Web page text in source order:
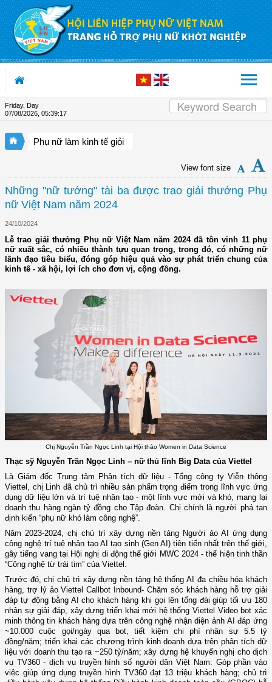
Skip to Content
Friday, Day
07/08/2026 05:39:18
Phụ nữ làm kinh tế giỏi
View font size
Những "nữ tướng" tài ba được trao giải thưởng Phụ
nữ Việt Nam năm 2024
24/10/2024
Lễ trao giải thưởng Phụ nữ Việt Nam năm 2024 đã tôn vinh 11 phụ
nữ xuất sắc, có nhiều thành tựu quan trọng, trong đó, có những nữ
lãnh đạo tiêu biểu, đóng góp hiệu quả vào sự phát triển chung của
kinh tế - xã hội, lợi ích cho đơn vị, cộng đồng.
Chị Nguyễn Trần Ngọc Linh tại Hội thảo Women in Data Science
Thạc sỹ Nguyễn Trần Ngọc Linh – nữ thủ lĩnh Big Data của Viettel
Là Giám đốc Trung tâm Phân tích dữ liệu - Tổng công ty Viễn thông
Viettel, chị Linh đã chủ trì nhiều sản phẩm trọng điểm trong lĩnh vực ứng
dụng dữ liệu lớn và trí tuệ nhân tạo - một lĩnh vực mới và khó, mang lại
doanh thu hàng ngàn tỷ đồng cho Tập đoàn. Chị chính là người phá tan
định kiến “phụ nữ khó làm công nghệ”.
Năm 2023-2024, chị chủ trì xây dựng nền tảng Người ảo AI ứng dụng
công nghệ trí tuệ nhân tạo AI tạo sinh (Gen AI) tiên tiến nhất trên thế giới,
gây tiếng vang tại Hội nghị di động thế giới MWC 2024 - thể hiện tinh thần
“Công nghệ từ trái tim” của Viettel.
Trước đó, chị chủ trì xây dựng nền tảng hệ thống AI đa chiều hóa khách
hàng, trợ lý ảo Viettel Callbot Inbound- Chăm sóc khách hàng hỗ trợ giải
đáp tự động bằng AI cho khách hàng khi gọi lên tổng đài giúp tối ưu 180
nhân sự giải đáp, xây dựng triển khai mới hệ thống Viettel Video bot xác
minh thông tin khách hàng dựa trên công nghệ nhận diện ảnh AI đáp ứng
~10.000 cuộc gọi/ngày qua bot, tiết kiệm chi phí nhân sự 5.5 tỷ
đồng/năm; triển khai các chương trình kinh doanh dựa trên phân tích dữ
liệu với doanh thu tạo ra ~250 tỷ/năm; xây dựng hệ khuyến nghị cho dịch
vụ TV360 - dịch vụ truyền hình số người dân Việt Nam: Góp phần vào
việc giúp ứng dụng truyền hình TV360 đạt 13 triệu khách hàng; chủ trì